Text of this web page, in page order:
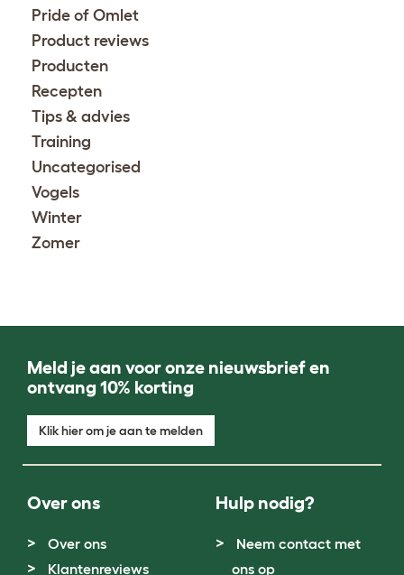
Pride of Omlet
Product reviews
Producten
Recepten
Tips & advies
Training
Uncategorised
Vogels
Winter
Zomer
Meld je aan voor onze nieuwsbrief en
ontvang 10% korting
Klik hier om je aan te melden
Over ons
Over ons
Klantenreviews
Hulp nodig?
Neem contact met
ons op